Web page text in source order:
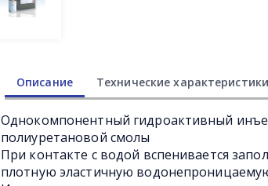
Описание Технические характеристики
Однокомпонентный гидроактивный
полиуретановой смолы
При контакте с водой вспенивается
плотную эластичную